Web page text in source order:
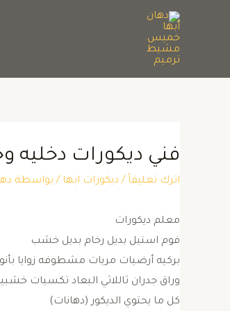
فني ديكورات دخليه
اترك تعليقاً / ديكورات ابها / بواسطة
معلم ديكورات
فوم استيل بديل رخام بديل خشب
بركيه أرضيات مريات مشطوفه زوايا
وراق جدران ثاللاثي البعاد تكسيات
كل ما يحتوي الديكور (دهانات)